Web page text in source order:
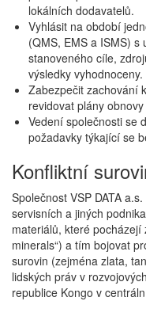
lokálních dodavatelů.
Vyhlásit na období
(QMS, EMS a ISMS)
stanoveného cíle,
výsledky vyhodnoceny.
Zabezpečit zachování
revidovat plány
Vedení společnosti se
požadavky týkající se
Konfliktní
Společnost VSP DATA
servisních a jiných
materiálů, které pocházejí
minerals“) a tím bojovat
surovin (zejména zlata,
lidských práv v
republice Kongo v